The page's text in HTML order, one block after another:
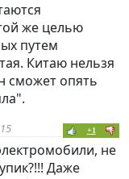
же целью
путем
Китаю нельзя
сможет опять
+1
не
Даже